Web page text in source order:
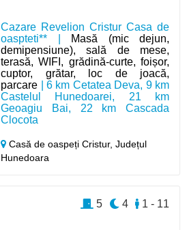
Cazare Revelion Cristur Casa de
oaspteti** |
Masă (mic dejun,
demipensiune), sală de mese,
terasă, WIFI, grădină-curte, foișor,
cuptor, grătar, loc de joacă,
parcare | 6 km Cetatea Deva, 9 km
Castelul Hunedoarei, 21 km
Geoagiu Bai, 22 km Cascada
Clocota
Casă de oaspeți Cristur,Județul
Hunedoara
1 - 11
4
5